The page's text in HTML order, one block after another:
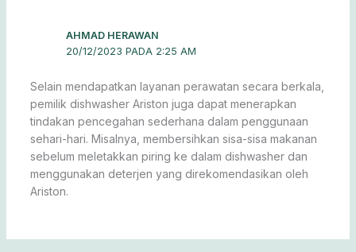
AHMAD HERAWAN
20/12/2023 PADA 2:25 AM
Selain mendapatkan layanan perawatan secara berkala,
pemilik dishwasher Ariston juga dapat menerapkan
tindakan pencegahan sederhana dalam penggunaan
sehari-hari. Misalnya, membersihkan sisa-sisa makanan
sebelum meletakkan piring ke dalam dishwasher dan
menggunakan deterjen yang direkomendasikan oleh
Ariston.